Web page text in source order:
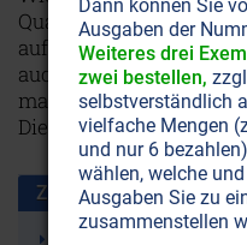
Qualitäten von
aufschwingt, damit
auch zu einer Art
macht ein
Die Resultate sind
Zusammen benutzt mit:
Dann können Sie
Ausgaben der
Weiteres drei
zwei bestellen,
selbstverständlich
vielfache Mengen
und nur 6
wählen, welche
Ausgaben Sie zu
zusammenstellen